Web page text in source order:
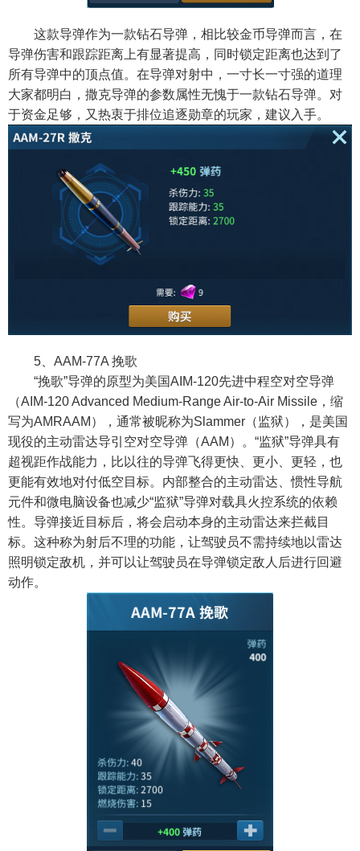
这款导弹作为一款钻石导弹，相比较金币导弹而言，在
导弹伤害和跟踪距离上有显著提高，同时锁定距离也达到了
所有导弹中的顶点值。在导弹对射中，一寸长一寸强的道理
大家都明白，撒克导弹的参数属性无愧于一款钻石导弹。对
于资金足够，又热衷于排位追逐勋章的玩家，建议入手。
5、AAM-77A 挽歌
“挽歌”导弹的原型为美国AIM-120先进中程空对空导弹
（AIM-120 Advanced Medium-Range Air-to-Air Missile，缩
写为AMRAAM），通常被昵称为Slammer（监狱），是美国
现役的主动雷达导引空对空导弹（AAM）。“监狱”导弹具有
超视距作战能力，比以往的导弹飞得更快、更小、更轻，也
更能有效地对付低空目标。内部整合的主动雷达、惯性导航
元件和微电脑设备也减少“监狱”导弹对载具火控系统的依赖
性。导弹接近目标后，将会启动本身的主动雷达来拦截目
标。这种称为射后不理的功能，让驾驶员不需持续地以雷达
照明锁定敌机，并可以让驾驶员在导弹锁定敌人后进行回避
动作。